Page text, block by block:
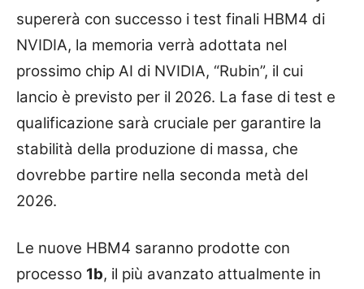
supererà con successo i test finali HBM4 di
NVIDIA, la memoria verrà adottata nel
prossimo chip AI di NVIDIA, “Rubin”, il cui
lancio è previsto per il 2026. La fase di test e
qualificazione sarà cruciale per garantire la
stabilità della produzione di massa, che
dovrebbe partire nella seconda metà del
2026.
Le nuove HBM4 saranno prodotte con
processo 1b, il più avanzato attualmente in